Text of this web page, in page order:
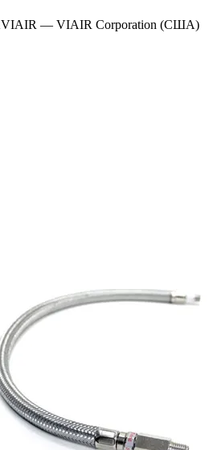
VIAIR — VIAIR Corporation (США)